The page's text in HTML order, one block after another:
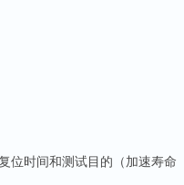
位时间和测试目的（加速寿命